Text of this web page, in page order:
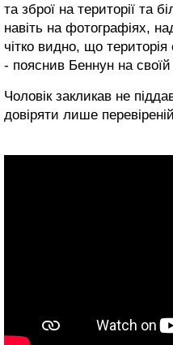
та зброї на території та
навіть на фотографіях,
чітко видно, що
- пояснив Беннун на своїй
Чоловік закликав не
довіряти лише